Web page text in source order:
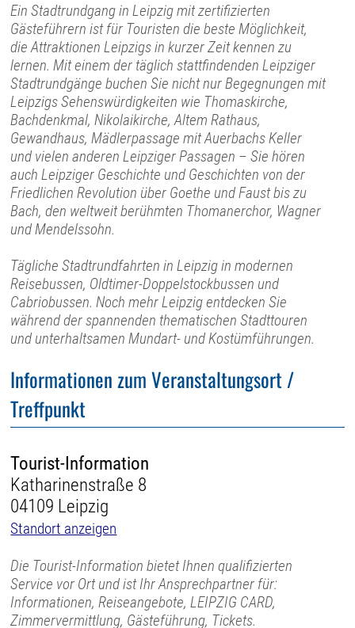
Ein Stadtrundgang in Leipzig mit zertifizierten
Gästeführern ist für Touristen die beste Möglichkeit,
die Attraktionen Leipzigs in kurzer Zeit kennen zu
lernen. Mit einem der täglich stattfindenden Leipziger
Stadtrundgänge buchen Sie nicht nur Begegnungen mit
Leipzigs Sehenswürdigkeiten wie Thomaskirche,
Bachdenkmal, Nikolaikirche, Altem Rathaus,
Gewandhaus, Mädlerpassage mit Auerbachs Keller
und vielen anderen Leipziger Passagen – Sie hören
auch Leipziger Geschichte und Geschichten von der
Friedlichen Revolution über Goethe und Faust bis zu
Bach, den weltweit berühmten Thomanerchor, Wagner
und Mendelssohn.
Tägliche Stadtrundfahrten in Leipzig in modernen
Reisebussen, Oldtimer-Doppelstockbussen und
Cabriobussen. Noch mehr Leipzig entdecken Sie
während der spannenden thematischen Stadttouren
und unterhaltsamen Mundart- und Kostümführungen.
Informationen zum Veranstaltungsort /
Treffpunkt
Tourist-Information
Katharinenstraße 8
04109 Leipzig
Standort anzeigen
Die Tourist-Information bietet Ihnen qualifizierten
Service vor Ort und ist Ihr Ansprechpartner für:
Informationen, Reiseangebote, LEIPZIG CARD,
Zimmervermittlung, Gästeführung, Tickets.